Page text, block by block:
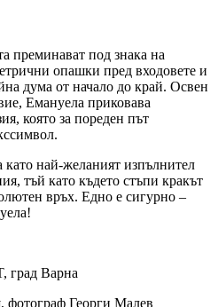
преминават под знака на
опашки пред входовете и
дума от начало до край. Освен
Емануела приковава
която за пореден път
като най-желаният изпълнител
тъй като където стъпи кракът
връх. Едно е сигурно –
град Варна
фотограф Георги Малев